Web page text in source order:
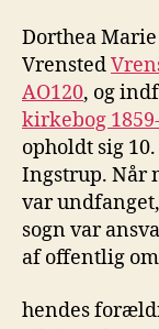
Dorthea
Vrensted
AO120, og
kirkebog
opholdt sig
Ingstrup. Når
var
sogn var
af offentlig
hendes